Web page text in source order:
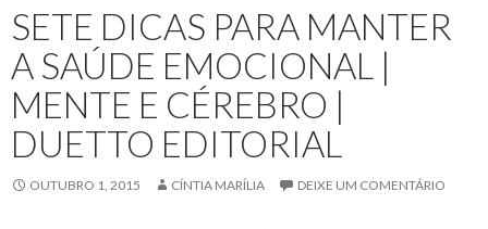
SETE DICAS PARA MANTER
A SAÚDE EMOCIONAL |
MENTE E CÉREBRO |
DUETTO EDITORIAL
OUTUBRO 1, 2015 CÍNTIA MARÍLIA DEIXE UM COMENTÁRIO